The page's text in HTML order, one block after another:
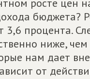
росте цен
бюджета?
3,6 процента.
ниже,
нам дает
от